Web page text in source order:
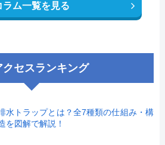
ラム一覧を見る
クセスランキング
水トラップとは？全7種類の仕組み・構
を図解で解説！